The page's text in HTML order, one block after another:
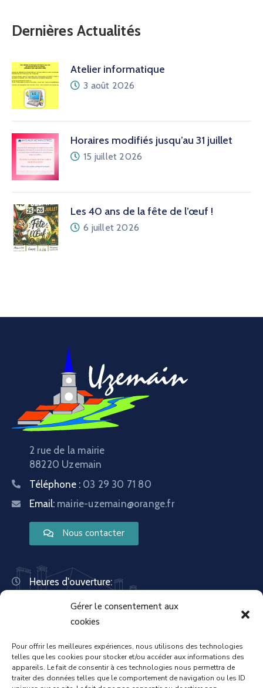
Gérer le consentement aux
cookies
Pour offrir les meilleures expériences, nous utilisons des technologies
telles que les cookies pour stocker et/ou accéder aux informations des
appareils. Le fait de consentir à ces technologies nous permettra de
traiter des données telles que le comportement de navigation ou les ID
Dernières Actualités
Atelier informatique
3 août 2026
Horaires modifiés jusqu’au 31 juillet
15 juillet 2026
Les 40 ans de la fête de l’œuf !
6 juillet 2026
2 rue de la mairie
88220 Uzemain
Téléphone : 03 29 30 71 80
Email: mairie-uzemain@orange.fr
Nous contacter
Heures d'ouverture:
Mardi : 13:30 – 18:00
Mercredi : 08:30 – 12:00 | 14:00 – 17:00
Vendredi : 08:30 – 12:00 | 14:00 – 17:00
Samedi : Fermée
Dimanche : Fermée